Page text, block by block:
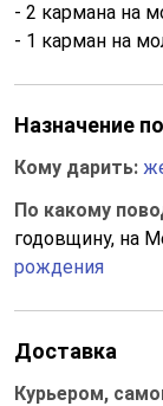
- 2 кармана на
- 1 карман на
Назначение
Кому дарить:
По какому
годовщину, на
рождения
Доставка
Курьером,